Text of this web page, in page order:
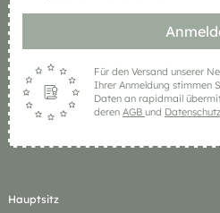
Hauptsitz
Für den Versand unserer
Ihrer Anmeldung stimmen
Daten an rapidmail
deren AGB und